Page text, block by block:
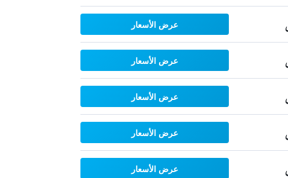
عرض الأسعار
عرض الأسعار
عرض الأسعار
عرض الأسعار
عرض الأسعار